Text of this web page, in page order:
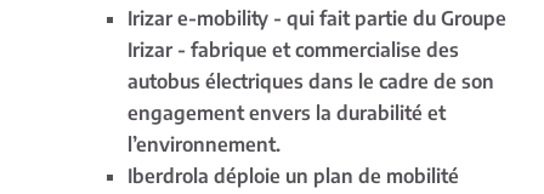
Irizar e-mobility - qui fait partie du Groupe
Irizar - fabrique et commercialise des
autobus électriques dans le cadre de son
engagement envers la durabilité et
l’environnement.
Iberdrola déploie un plan de mobilité